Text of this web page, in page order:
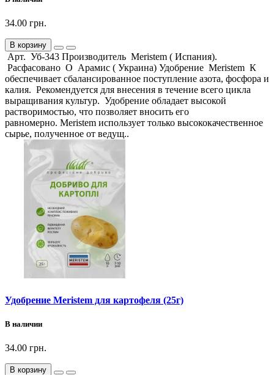
34.00 грн.
В корзину
Арт. Уб-343 Производитель Meristem ( Испания).
Расфасовано О Арамис ( Украина) Удобрение Meristem К
обеспечивает сбалансированное поступление азота, фосфора и
калия. Рекомендуется для внесения в течение всего цикла
выращивания культур. Удобрение обладает высокой
растворимостью, что позволяет вносить его
равномерно. Meristem использует только высококачественное
сырье, полученное от ведущ..
Удобрение Meristem для картофеля (25г)
В наличии
34.00 грн.
В корзину